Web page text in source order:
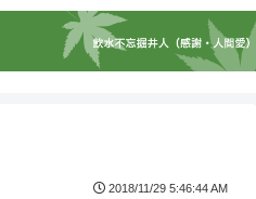
2018/11/29 5:46:44 AM